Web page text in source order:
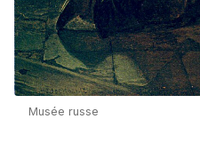
Musée russe